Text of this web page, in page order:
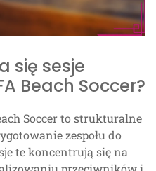
się sesje
Beach Soccer?
Soccer to strukturalne
zespołu do
te koncentrują się na